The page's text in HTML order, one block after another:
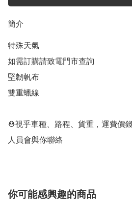
簡介
特殊天氣
如需訂購請致電門市查詢
堅韌帆布
雙重蠟線
⛑視乎車種、路程、貨重，運費價
人員會與你聯絡
你可能感興趣的商品